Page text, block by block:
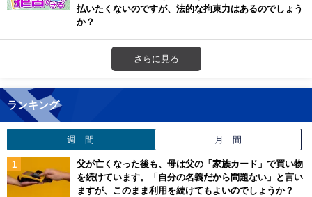
払いたくないのですが、法的な拘束力はあるのでしょう
か？
さらに見る
ランキング
週 間 月 間
父が亡くなった後も、母は父の「家族カード」で買い物
を続けています。「自分の名義だから問題ない」と言い
ますが、このまま利用を続けてもよいのでしょうか？